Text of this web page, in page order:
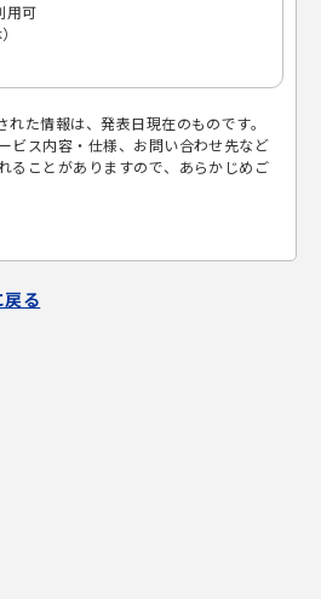
用可
た情報は、発表日現在のものです。
ビス内容・仕様、お問い合わせ先など
ることがありますので、あらかじめご
る